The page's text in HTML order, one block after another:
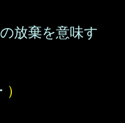
放棄を意味す
）